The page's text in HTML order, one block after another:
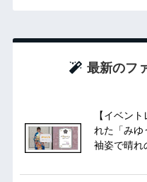
最新のフ
【イベン
れた「みゆ
袖姿で晴れ